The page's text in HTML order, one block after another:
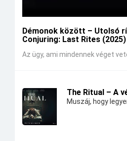
Démonok között – Utolsó
Conjuring: Last Rites (2025)
Az ügy, ami mindennek véget
The Ritual – A
Muszáj, hogy